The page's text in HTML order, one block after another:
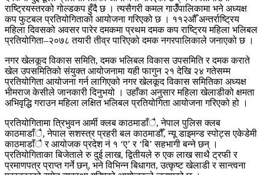
राष्ट्रियस्तरको गोल्डकप हुँदै छ । त्यसैगरी कमल गाउँँपालिकामा भने अध्यक्ष
कप फुटबल प्रतियोगिताको आयोजना गरिएको छ । ११२औँ अन्तर्राष्ट्रिय
महिला दिवसको अवसर पारेर दमकमा प्रथम दमक कप राष्ट्रिय महिला भलिबल
प्रतियोगिता–२०७८ तयारी तीव्र पारिएको दमक नगरपालिकाले जनाएको छ ।
नगर खेलकूद विकास समिति, दमक भलिबल विकास उपसमिति र दमक कराते
खेल उपसमितिको संयुक्त आयोजनामा यही फागुन २१ देखि २४ गतेसम्म
प्रतियोगिता आयोजना गर्न लागिएको नगर खेलकूद विकास समितिका अध्यक्ष
भीमराज केसीले जानकारी दिनुभयो । उहाँका अनुसार महिला खेलाडीको क्षमता
अभिवृद्धि गराउन महिला लक्षित भलिबल प्रतियोगिता आयोजना गरिएको हो ।
प्रतियोगितामा त्रिभुवन आर्मी क्लब काठमाडाँै, नेपाल पुलिस क्लब
काठमाडाँै, नेपाल सशस्त्र प्रहरी बल काठमाडौँ, न्यू डाइमन्ड स्पोट्स एकेडेमी
काठमाडाँै र आयोजक प्रदेश नं १ ‘ए’ र ‘बि’ सहभागी बन्ने छन् ।
प्रतियोगिताका बिजेताले रु दुई लाख, द्वितीयले रु एक लाख साथै ट्रफी र
प्रमाणपत्र प्राप्त गर्ने छन्, भने विभिन्न बिधागत, उत्कृष्ट खेलाडी र सान्त्वना